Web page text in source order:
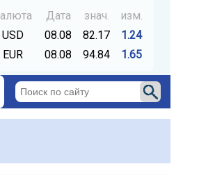
Дата знач.
изм.
USD 08.08 82.17
1.24
EUR 08.08 94.84 1.65